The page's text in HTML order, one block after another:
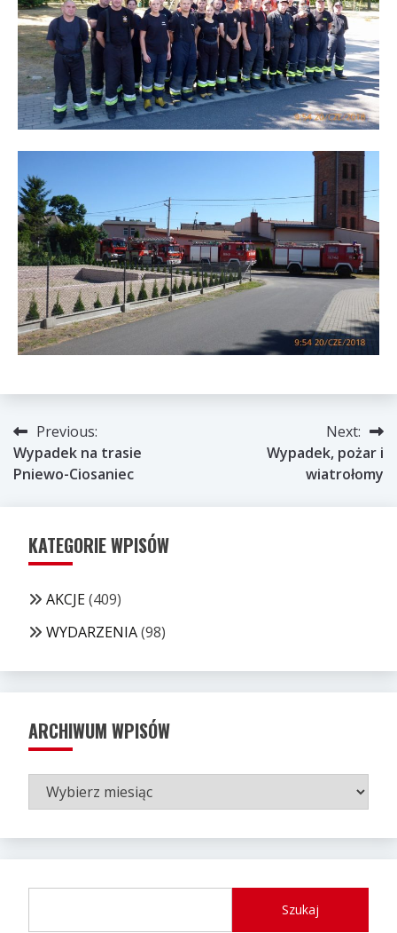
Nawigacja
wpisu
Previous:
Wypadek na trasie
Pniewo-Ciosaniec
Next:
Wypadek, pożar i
wiatrołomy
KATEGORIE WPISÓW
AKCJE(409)
WYDARZENIA(98)
ARCHIWUM WPISÓW
ARCHIWUM
WPISÓW
Szukaj